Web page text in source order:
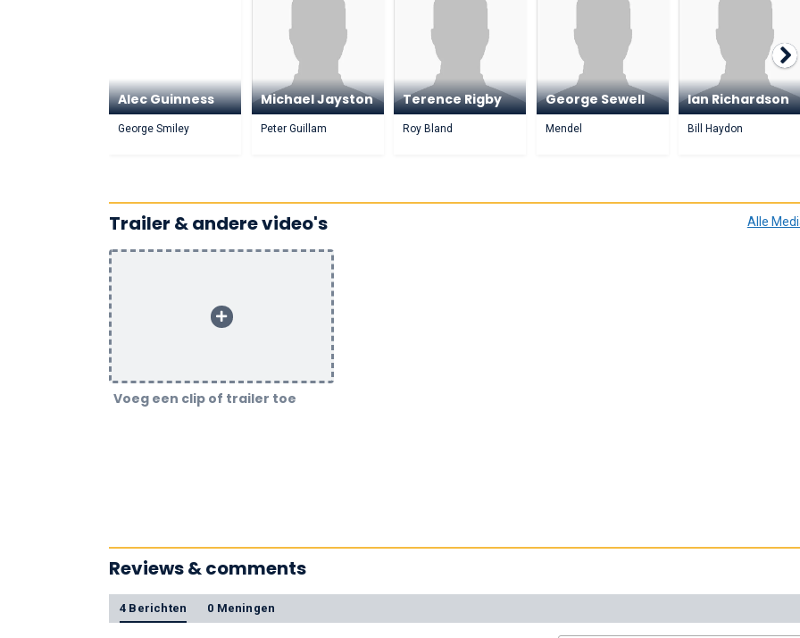
Alec Guinness
George Smiley
Michael Jayston
Peter Guillam
Terence Rigby
Roy Bland
George Sewell
Mendel
Ian Richardson
Bill Haydon
Trailer & andere video's Alle
Voeg een clip of trailer toe
Reviews & comments
4 Berichten 0 Meningen